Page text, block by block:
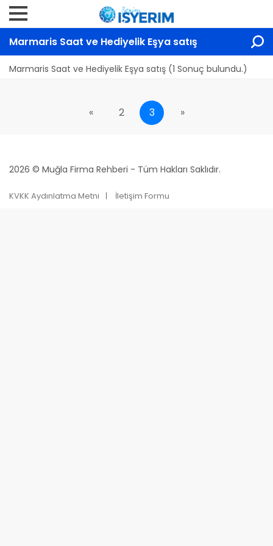
Marmaris Saat ve Hediyelik Eşya satış
Marmaris Saat ve Hediyelik Eşya satış (1 Sonuç bulundu.)
« 2 3 »
2026 © Muğla Firma Rehberi - Tüm Hakları Saklıdır.
KVKK Aydınlatma Metni İletişim Formu